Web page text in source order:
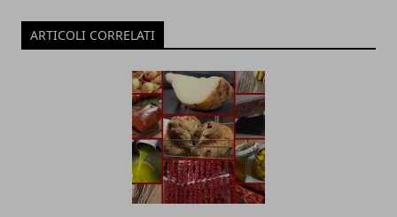
ARTICOLI CORRELATI